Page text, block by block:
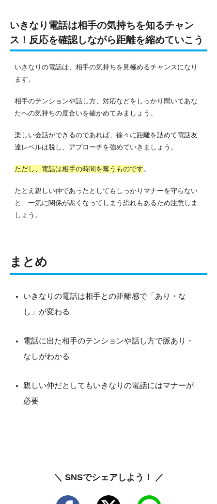
いきなり電話は相手の気持ちを知るチャン
ス！反応を確認しながら距離を縮めていこう
いきなりの電話は、相手の気持ちを見極めるチャンスになり
ます。
相手のテンションや話し方、対応などをしっかり聞いてあな
たへの気持ちの度合いを確かめてみましょう。
楽しい会話ができるのであれば、徐々に距離を詰めて電話友
達レベルは脱し、アプローチを強めていきましょう。
ただし、電話は相手の時間を奪うものです。
たとえ親しい仲であったとしてもしっかりマナーを守らない
と、一気に関係が悪くなってしまう恐れもあるため注意しま
しょう。
まとめ
いきなりの電話は相手との距離感で「あり・な
し」が変わる
電話に出た相手のテンションや話し方で脈あり・
なしがわかる
親しい仲だとしてもいきなりの電話にはマナーが
必要
＼ SNSでシェアしよう！ ／